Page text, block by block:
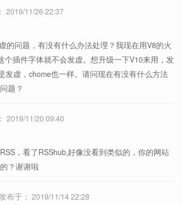
2019/11/26 22:37
的问题，有没有什么办法处理？我现在用V8的火
个插件字体就不会发虚。想升级一下V10来用，发
发虚，chome也一样。请问现在有没有什么方法
题？
2019/11/20 09:40
，看了RSShub,好像没看到类似的，你的网站
？谢谢啦
布于： 2019/11/14 22:28